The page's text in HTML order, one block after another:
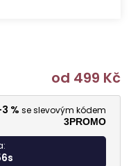
od 499 Kč
% se slevovým kódem
3PROMO